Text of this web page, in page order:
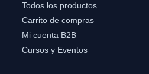
Todos los productos
Carrito de compras
Mi cuenta B2B
Cursos y Eventos